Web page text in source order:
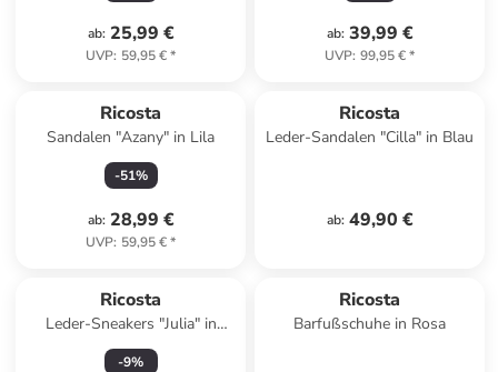
ab: 25,99 €
UVP: 59,95 €*
ab: 39,99 €
UVP: 99,95 €*
Ricosta
Sandalen "Azany" in Lila
-51%
ab: 28,99 €
UVP: 59,95 €*
Ricosta
Leder-Sandalen "Cilla" in Blau
ab: 49,90 €
Ricosta
Leder-Sneakers "Julia" in
Dunkelblau
-9%
Ricosta
Barfußschuhe in Rosa